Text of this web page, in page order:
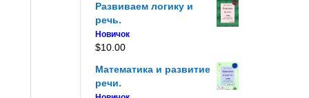
Развиваем логику и
речь.
Новичок
$10.00
Математика и развитие
речи.